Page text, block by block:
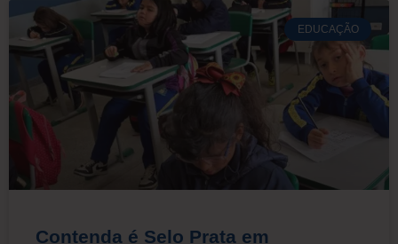
EDUCAÇÃO
Contenda é Selo Prata em